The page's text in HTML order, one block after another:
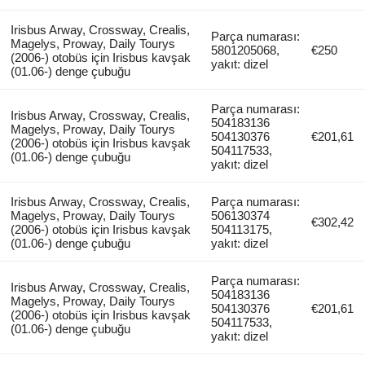
Irisbus Arway, Crossway, Crealis,
Magelys, Proway, Daily Tourys
(2006-) otobüs için Irisbus kavşak
(01.06-) denge çubuğu
Parça numarası:
5801205068,
yakıt: dizel
€250
Irisbus Arway, Crossway, Crealis,
Magelys, Proway, Daily Tourys
(2006-) otobüs için Irisbus kavşak
(01.06-) denge çubuğu
Parça numarası:
504183136
504130376
504117533,
yakıt: dizel
€201,61
Irisbus Arway, Crossway, Crealis,
Magelys, Proway, Daily Tourys
(2006-) otobüs için Irisbus kavşak
(01.06-) denge çubuğu
Parça numarası:
506130374
504113175,
yakıt: dizel
€302,42
Irisbus Arway, Crossway, Crealis,
Magelys, Proway, Daily Tourys
(2006-) otobüs için Irisbus kavşak
(01.06-) denge çubuğu
Parça numarası:
504183136
504130376
504117533,
yakıt: dizel
€201,61